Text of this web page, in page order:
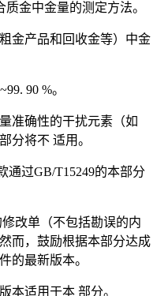
金中金量的测定方法。
金产品和回收金等）中金
90 %。
准确性的干扰元素（如
分将不 适用。
通过GB/T15249的本部分
改单（不包括勘误的内
而，鼓励根据本部分达成
的最新版本。
本适用于本 部分。